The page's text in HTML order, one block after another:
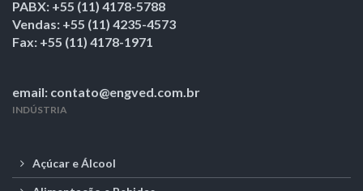
PABX: +55 (11) 4178-5788
Vendas: +55 (11) 4235-4573
Fax: +55 (11) 4178-1971
email: contato@engved.com.br
INDÚSTRIA
Açúcar e Álcool